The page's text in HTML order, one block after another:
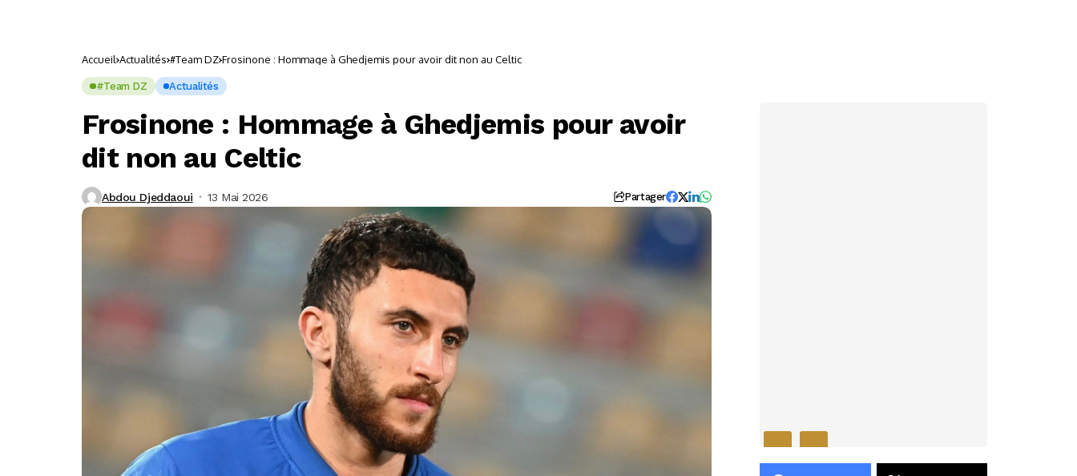
Accueil Actualités #Team DZ Frosinone : Hommage à Ghedjemis pour avoir dit non au Celtic
#Team DZ Actualités
Frosinone : Hommage à Ghedjemis pour avoir
dit non au Celtic
Abdou Djeddaoui 13 Mai 2026 Partager